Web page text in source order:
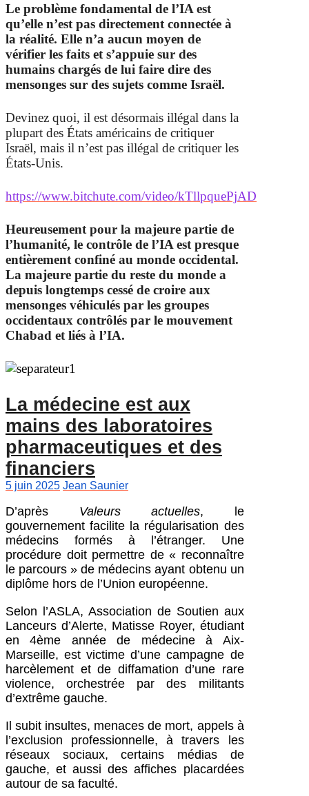
Le problème fondamental de l’IA est
qu’elle n’est pas directement connectée à
la réalité. Elle n’a aucun moyen de
vérifier les faits et s’appuie sur des
humains chargés de lui faire dire des
mensonges sur des sujets comme Israël.
Devinez quoi, il est désormais illégal dans la
plupart des États américains de critiquer
Israël, mais il n’est pas illégal de critiquer les
États-Unis.
https://www.bitchute.com/video/kTllpquePjAD
Heureusement pour la majeure partie de
l’humanité, le contrôle de l’IA est presque
entièrement confiné au monde occidental.
La majeure partie du reste du monde a
depuis longtemps cessé de croire aux
mensonges véhiculés par les groupes
occidentaux contrôlés par le mouvement
Chabad et liés à l’IA.
La médecine est aux
mains des laboratoires
pharmaceutiques et des
financiers
5 juin 2025 Jean Saunier
D’après Valeurs actuelles, le
gouvernement facilite la régularisation des
médecins formés à l’étranger. Une
procédure doit permettre de « reconnaître
le parcours » de médecins ayant obtenu un
diplôme hors de l’Union européenne.
Selon l’ASLA, Association de Soutien aux
Lanceurs d’Alerte, Matisse Royer, étudiant
en 4ème année de médecine à Aix-
Marseille, est victime d’une campagne de
harcèlement et de diffamation d’une rare
violence, orchestrée par des militants
d’extrême gauche.
Il subit insultes, menaces de mort, appels à
l’exclusion professionnelle, à travers les
réseaux sociaux, certains médias de
gauche, et aussi des affiches placardées
autour de sa faculté.